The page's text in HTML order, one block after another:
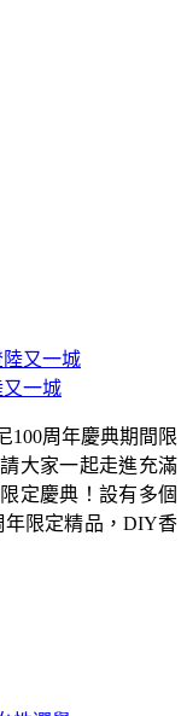
又一城
100周年慶典期間限
大家一起走進充滿
定慶典！設有多個
年限定精品，DIY香